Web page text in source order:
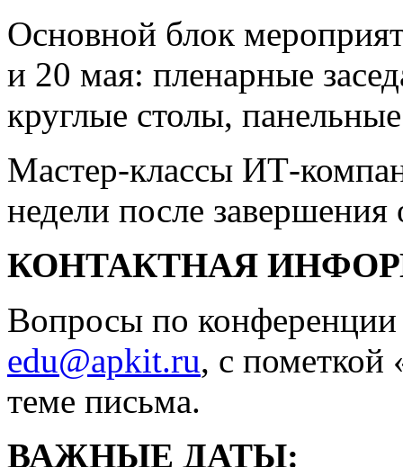
Основной блок
и 20 мая: пленарные
круглые столы,
Мастер-классы ИТ-
недели после
КОНТАКТНАЯ
Вопросы по конференции
edu@apkit.ru, с пометкой
теме письма.
ВАЖНЫЕ ДАТЫ: